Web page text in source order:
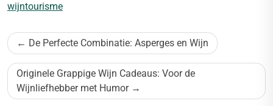
wijntourisme
Bericht
navigatie
De Perfecte Combinatie: Asperges en Wijn
Originele Grappige Wijn Cadeaus: Voor de
Wijnliefhebber met Humor